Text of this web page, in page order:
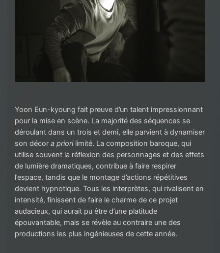
Yoon Eun-kyoung fait preuve d’un talent impressionnant
pour la mise en scène. La majorité des séquences se
déroulant dans un trois et demi, elle parvient à dynamiser
son décor a priorilimité. La composition baroque, qui
utilise souvent la réflexion des personnages et des effets
de lumière dramatiques, contribue à faire respirer
l’espace, tandis que le montage d’actions répétitives
devient hypnotique. Tous les interprètes, qui rivalisent en
intensité, finissent de faire le charme de ce projet
audacieux, qui aurait pu être d’une platitude
épouvantable, mais se révèle au contraire une des
productions les plus ingénieuses de cette année.